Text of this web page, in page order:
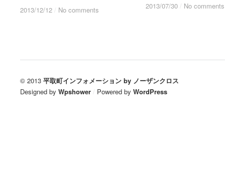
2013/12/12 / No comments
2013/12/12 / No comments
2013/07/30 / No comments
2013/07/30 / No comments
© 2013 平取町インフォメーション by ノーザンクロス
Designed by Wpshower / Powered by WordPress